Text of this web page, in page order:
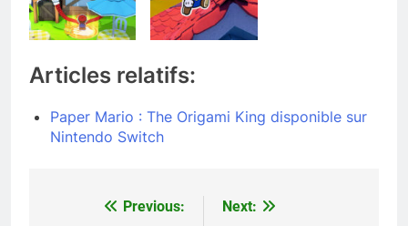
Articles relatifs:
Paper Mario : The Origami King disponible sur
Nintendo Switch
NavigationPrevious:
Next: